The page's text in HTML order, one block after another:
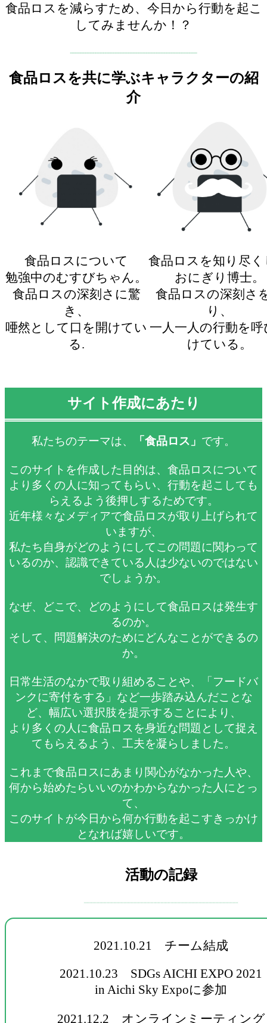
食品ロスを減らすため、今日から行動を起こ
してみませんか！？
食品ロスを共に学ぶキャラクターの紹
介
食品ロスについて
勉強中のむすびちゃん。
食品ロスの深刻さに驚
き、
唖然として口を開けてい
る.
食品ロスを知り尽
おにぎり博士。
食品ロスの深刻さ
り、
一人一人の行動を呼
けている。
サイト作成にあたり
私たちのテーマは、 「食品ロス」 です。
このサイトを作成した目的は、食品ロスについて
より多くの人に知ってもらい、行動を起こしても
らえるよう後押しするためです。
近年様々なメディアで食品ロスが取り上げられて
いますが、
私たち自身がどのようにしてこの問題に関わって
いるのか、認識できている人は少ないのではない
でしょうか。
なぜ、どこで、どのようにして食品ロスは発生す
るのか。
そして、問題解決のためにどんなことができるの
か。
日常生活のなかで取り組めることや、「フードバ
ンクに寄付をする」など一歩踏み込んだことな
ど、幅広い選択肢を提示することにより、
より多くの人に食品ロスを身近な問題として捉え
てもらえるよう、工夫を凝らしました。
これまで食品ロスにあまり関心がなかった人や、
何から始めたらいいのかわからなかった人にとっ
て、
このサイトが今日から何か行動を起こすきっかけ
となれば嬉しいです。
活動の記録
2021.10.21 チーム結成
2021.10.23 SDGs AICHI EXPO 2021
in Aichi Sky Expoに参加
2021.12.2 オンラインミーティング